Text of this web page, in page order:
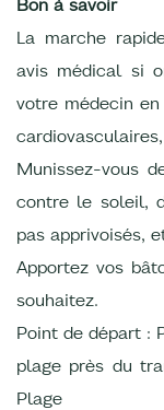
La marche
avis médical si
votre médecin
Munissez-vous
contre le soleil,
pas apprivoisés,
Apportez vos
souhaitez.
Point de départ :
plage près du
Plage